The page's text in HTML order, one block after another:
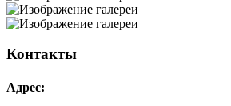
Контакты
Адрес: